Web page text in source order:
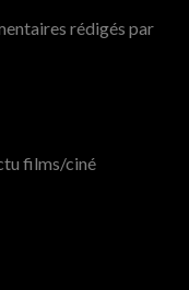
rédigés par
films/ciné